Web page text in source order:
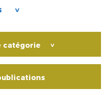
>
catégorie >